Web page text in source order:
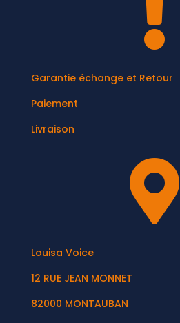

Garantie échange et Retour
Paiement
Livraison

Louisa Voice
12 RUE JEAN MONNET
82000 MONTAUBAN